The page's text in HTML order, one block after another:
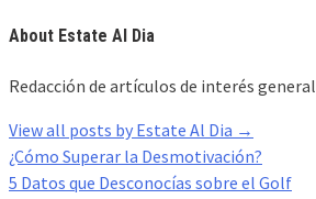
About Estate Al Dia
Redacción de artículos de interés general
View all posts by Estate Al Dia →
Post
navigation
¿Cómo Superar la Desmotivación?
5 Datos que Desconocías sobre el Golf